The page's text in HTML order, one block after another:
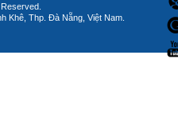
Khê, Thp. Đà Nẵng, Việt Nam.